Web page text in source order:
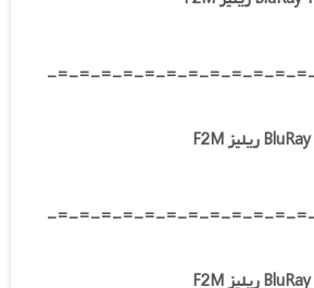
-=-=-=-=-=-=-=-=-=-=-=-
-=-=-=-=-=-=-=-=-=-=-=-